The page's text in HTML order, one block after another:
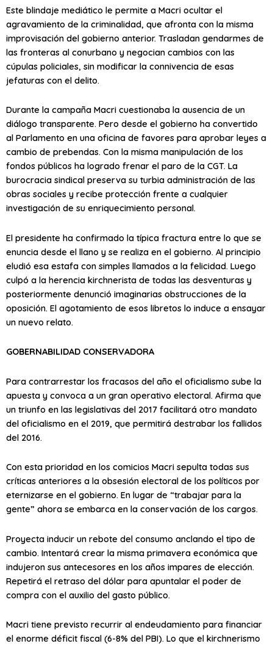
Este blindaje mediático le permite a Macri ocultar el
agravamiento de la criminalidad, que afronta con la misma
improvisación del gobierno anterior. Trasladan gendarmes de
las fronteras al conurbano y negocian cambios con las
cúpulas policiales, sin modificar la connivencia de esas
jefaturas con el delito.
Durante la campaña Macri cuestionaba la ausencia de un
diálogo transparente. Pero desde el gobierno ha convertido
al Parlamento en una oficina de favores para aprobar leyes a
cambio de prebendas. Con la misma manipulación de los
fondos públicos ha logrado frenar el paro de la CGT. La
burocracia sindical preserva su turbia administración de las
obras sociales y recibe protección frente a cualquier
investigación de su enriquecimiento personal.
El presidente ha confirmado la típica fractura entre lo que se
enuncia desde el llano y se realiza en el gobierno. Al principio
eludió esa estafa con simples llamados a la felicidad. Luego
culpó a la herencia kirchnerista de todas las desventuras y
posteriormente denunció imaginarias obstrucciones de la
oposición. El agotamiento de esos libretos lo induce a ensayar
un nuevo relato.
GOBERNABILIDAD CONSERVADORA
Para contrarrestar los fracasos del año el oficialismo sube la
apuesta y convoca a un gran operativo electoral. Afirma que
un triunfo en las legislativas del 2017 facilitará otro mandato
del oficialismo en el 2019, que permitirá destrabar los fallidos
del 2016.
Con esta prioridad en los comicios Macri sepulta todas sus
críticas anteriores a la obsesión electoral de los políticos por
eternizarse en el gobierno. En lugar de “trabajar para la
gente” ahora se embarca en la conservación de los cargos.
Proyecta inducir un rebote del consumo anclando el tipo de
cambio. Intentará crear la misma primavera económica que
indujeron sus antecesores en los años impares de elección.
Repetirá el retraso del dólar para apuntalar el poder de
compra con el auxilio del gasto público.
Macri tiene previsto recurrir al endeudamiento para financiar
el enorme déficit fiscal (6-8% del PBI). Lo que el kirchnerismo